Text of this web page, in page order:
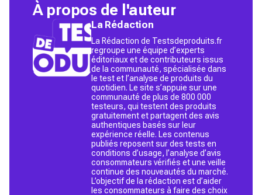
À propos de l'auteur
La Rédaction
La Rédaction de Testsdeproduits.fr
regroupe une équipe d’experts
éditoriaux et de contributeurs issus
de la communauté, spécialisée dans
le test et l’analyse de produits du
quotidien. Le site s’appuie sur une
communauté de plus de 800 000
testeurs, qui testent des produits
gratuitement et partagent des avis
authentiques basés sur leur
expérience réelle. Les contenus
publiés reposent sur des tests en
conditions d’usage, l’analyse d’avis
consommateurs vérifiés et une veille
continue des nouveautés du marché.
L’objectif de la rédaction est d’aider
les consommateurs à faire des choix